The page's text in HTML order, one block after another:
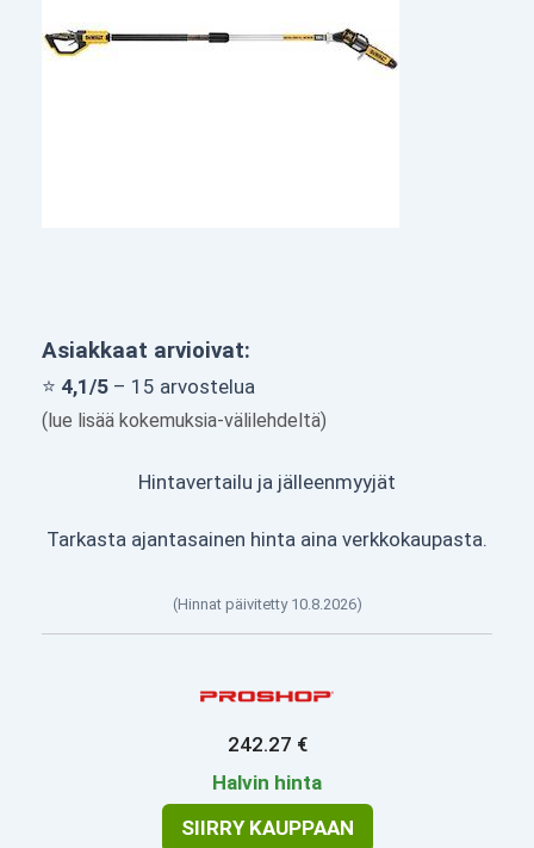
Asiakkaat arvioivat:
⭐ 4,1/5 – 15 arvostelua
(lue lisää kokemuksia-välilehdeltä)
Hintavertailu ja jälleenmyyjät
Tarkasta ajantasainen hinta aina verkkokaupasta.
(Hinnat päivitetty 10.8.2026)
242.27 €
Halvin hinta
SIIRRY KAUPPAAN